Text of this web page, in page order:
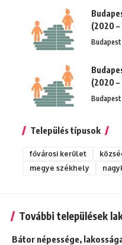
(2020
Budapest
(2020
Budapest
Település típusok
fővárosi kerület
megye székhely
További települések
Bátor népessége,